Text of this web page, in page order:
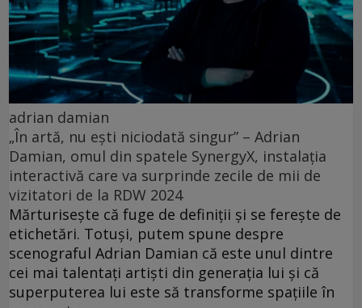
adrian damian
„În artă, nu ești niciodată singur” – Adrian
Damian, omul din spatele SynergyX, instalația
interactivă care va surprinde zecile de mii de
vizitatori de la RDW 2024
Mărturisește că fuge de definiții și se ferește de
etichetări. Totuşi, putem spune despre
scenograful Adrian Damian că este unul dintre
cei mai talentați artiști din generația lui și că
superputerea lui este să transforme spațiile în